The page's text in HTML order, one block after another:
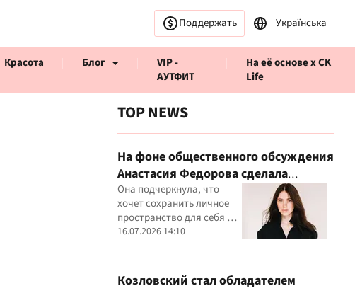
Поддержать Українська
Красота Блог
VIP -
АУТФИТ
На её основе x CK
Life
TOP NEWS
На фоне общественного обсуждения
Анастасия Федорова сделала
публичное заявление
Она подчеркнула, что
хочет сохранить личное
пространство для себя и
своего ребенка
16.07.2026 14:10
Козловский стал обладателем